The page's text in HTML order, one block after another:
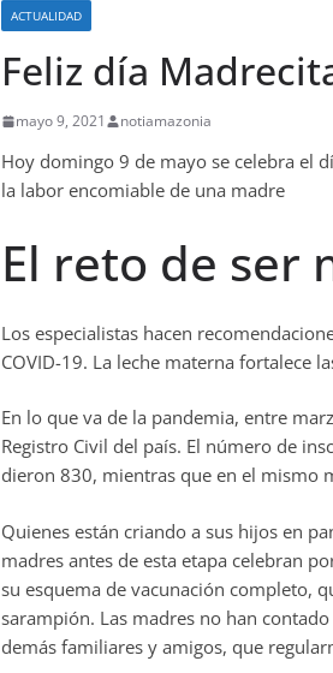
ACTUALIDAD
Feliz día
mayo 9, 2021 notiamazonia
Hoy domingo 9 de mayo se celebra el
la labor encomiable de una madre
El reto de ser
Los especialistas hacen
COVID-19. La leche materna fortalece
En lo que va de la pandemia, entre
Registro Civil del país. El número de
dieron 830, mientras que en el mismo
Quienes están criando a sus hijos en
madres antes de esta etapa celebran
su esquema de vacunación completo,
sarampión. Las madres no han
demás familiares y amigos, que